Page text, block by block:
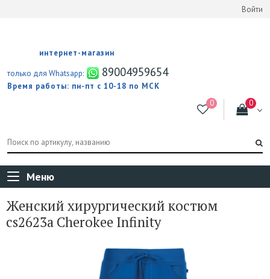
Войти
интернет-магазин
только для Whatsapp:
89004959654
Время работы: пн-пт с 10-18 по МСК
Меню
Женский хирургический костюм
cs2623a Cherokee Infinity